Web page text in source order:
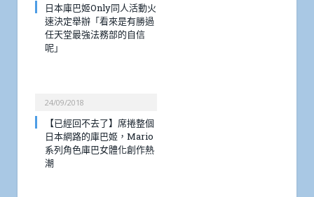
日本庫巴姬Only同人活動火
速決定舉辦「看來是有勝過
任天堂最強法務部的自信
呢」
24/09/2018
【已經回不去了】席捲整個
日本網路的庫巴姬，Mario
系列角色庫巴女體化創作熱
潮